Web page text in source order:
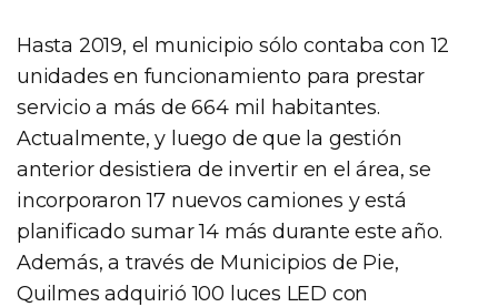
Hasta 2019, el municipio sólo contaba con 12
unidades en funcionamiento para prestar
servicio a más de 664 mil habitantes.
Actualmente, y luego de que la gestión
anterior desistiera de invertir en el área, se
incorporaron 17 nuevos camiones y está
planificado sumar 14 más durante este año.
Además, a través de Municipios de Pie,
Quilmes adquirió 100 luces LED con